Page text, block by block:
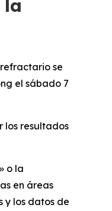
la
se
el sábado 7
los resultados
o la
en áreas
y los datos de